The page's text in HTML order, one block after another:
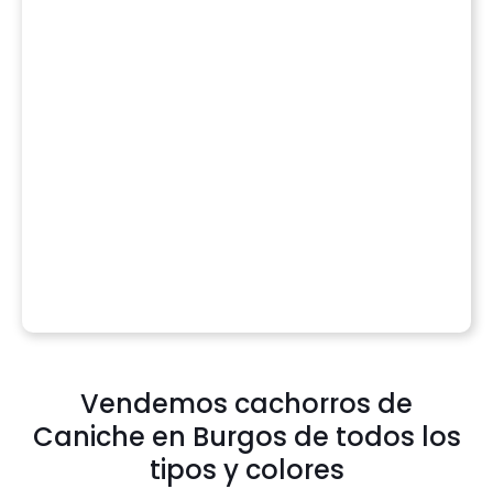
Vendemos cachorros de
Caniche en Burgos de todos los
tipos y colores